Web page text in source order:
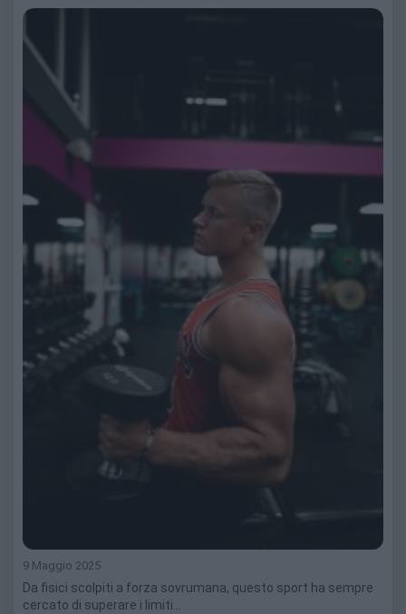
9 Maggio 2025
Da fisici scolpiti a forza sovrumana, questo sport ha sempre
cercato di superare i limiti…